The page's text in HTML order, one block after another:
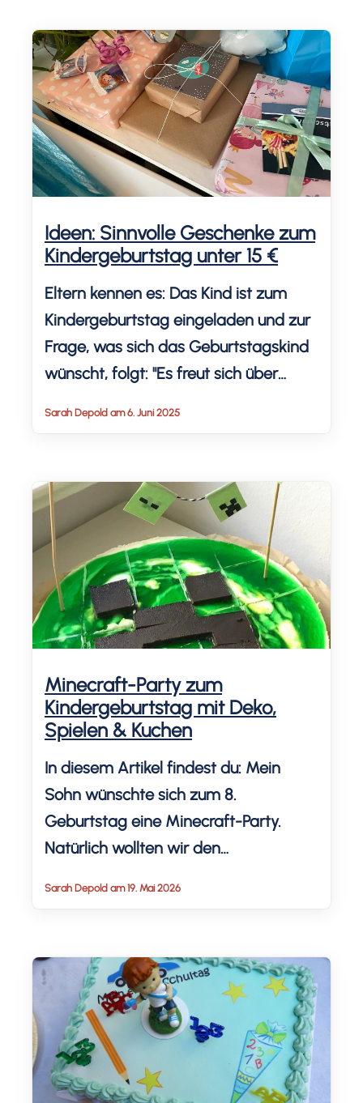
persönlichen Erfahrungen,
Anregungen und die besten Tipps,
wie du Mitgebsel zum
Kindergeburtstag entspannt planst,
ohne Stress oder unnötige Ausgaben.
Denn […]
Ideen: Sinnvolle Geschenke zum
Kindergeburtstag unter 15 €
Eltern kennen es: Das Kind ist zum
Kindergeburtstag eingeladen und zur
Frage, was sich das Geburtstagskind
wünscht, folgt: "Es freut sich über
Geschenkideen zum
Kindergeburtstag unter 15 € für Kinder.
Ich begleite dich mit Fragen zum
perfekten […]
Sarah Depold am 6. Juni 2025
Minecraft-Party zum
Kindergeburtstag mit Deko,
Spielen & Kuchen
In diesem Artikel findest du: Mein
Sohn wünschte sich zum 8.
Geburtstag eine Minecraft-Party.
Natürlich wollten wir den
Lieblingsspiel gestalten. Also gab es
großes Candy-Buffet, Creeper-
Kuchen, Pizza und viele lustige
Minecraft-Spiele für die Kinder. In
diesem Artikel zeige ich dir unsere
Ideen für eine Minecraft-
Geburtstagsparty mit Deko, Essen,
Sarah Depold am 19. Mai 2026